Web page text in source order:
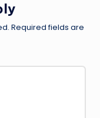
Required fields are